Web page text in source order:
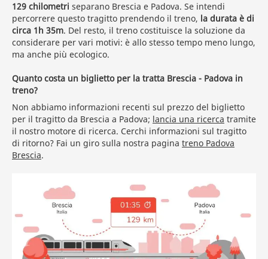
129 chilometri separano Brescia e Padova. Se intendi
percorrere questo tragitto prendendo il treno, la durata è di
circa 1h 35m. Del resto, il treno costituisce la soluzione da
considerare per vari motivi: è allo stesso tempo meno lungo,
ma anche più ecologico.
Quanto costa un biglietto per la tratta Brescia - Padova in
treno?
Non abbiamo informazioni recenti sul prezzo del biglietto
per il tragitto da Brescia a Padova; lancia una ricerca tramite
il nostro motore di ricerca. Cerchi informazioni sul tragitto
di ritorno? Fai un giro sulla nostra pagina treno Padova
Brescia.